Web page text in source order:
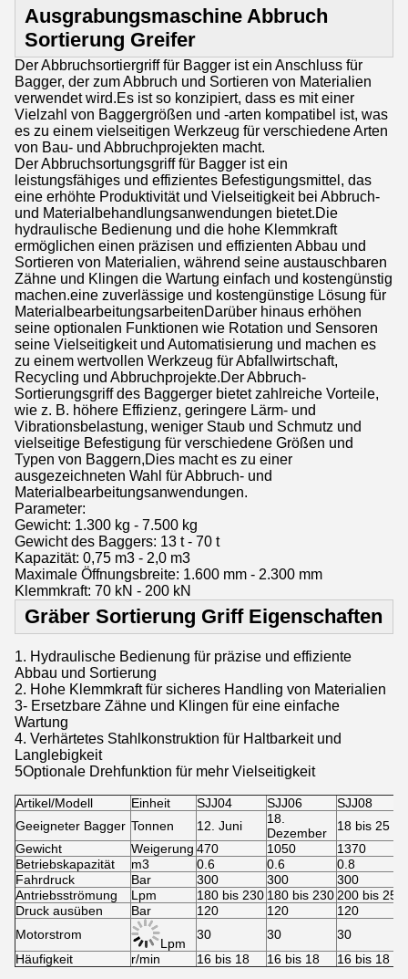
Ausgrabungsmaschine Abbruch
Sortierung Greifer
Der Abbruchsortiergriff für Bagger ist ein Anschluss für
Bagger, der zum Abbruch und Sortieren von Materialien
verwendet wird.Es ist so konzipiert, dass es mit einer
Vielzahl von Baggergrößen und -arten kompatibel ist, was
es zu einem vielseitigen Werkzeug für verschiedene Arten
von Bau- und Abbruchprojekten macht.
Der Abbruchsortungsgriff für Bagger ist ein
leistungsfähiges und effizientes Befestigungsmittel, das
eine erhöhte Produktivität und Vielseitigkeit bei Abbruch-
und Materialbehandlungsanwendungen bietet.Die
hydraulische Bedienung und die hohe Klemmkraft
ermöglichen einen präzisen und effizienten Abbau und
Sortieren von Materialien, während seine austauschbaren
Zähne und Klingen die Wartung einfach und kostengünstig
machen.eine zuverlässige und kostengünstige Lösung für
MaterialbearbeitungsarbeitenDarüber hinaus erhöhen
seine optionalen Funktionen wie Rotation und Sensoren
seine Vielseitigkeit und Automatisierung und machen es
zu einem wertvollen Werkzeug für Abfallwirtschaft,
Recycling und Abbruchprojekte.Der Abbruch-
Sortierungsgriff des Baggerger bietet zahlreiche Vorteile,
wie z. B. höhere Effizienz, geringere Lärm- und
Vibrationsbelastung, weniger Staub und Schmutz und
vielseitige Befestigung für verschiedene Größen und
Typen von Baggern,Dies macht es zu einer
ausgezeichneten Wahl für Abbruch- und
Materialbearbeitungsanwendungen.
Parameter:
Gewicht: 1.300 kg - 7.500 kg
Gewicht des Baggers: 13 t - 70 t
Kapazität: 0,75 m3 - 2,0 m3
Maximale Öffnungsbreite: 1.600 mm - 2.300 mm
Klemmkraft: 70 kN - 200 kN
Gräber Sortierung Griff Eigenschaften
1. Hydraulische Bedienung für präzise und effiziente
Abbau und Sortierung
2. Hohe Klemmkraft für sicheres Handling von Materialien
3- Ersetzbare Zähne und Klingen für eine einfache
Wartung
4. Verhärtetes Stahlkonstruktion für Haltbarkeit und
Langlebigkeit
5Optionale Drehfunktion für mehr Vielseitigkeit
Artikel/Modell Einheit SJJ04 SJJ06 SJJ08
Geeigneter Bagger Tonnen 12. Juni
18.
Dezember
18 bis 25
Gewicht
Weigerung 470 1050 1370
Betriebskapazität
m3 0.6 0.6 0.8
Fahrdruck
Bar 300 300 300
Antriebsströmung
Lpm 180 bis 230 180 bis 230 200 bis 250
Druck ausüben
Bar 120 120 120
Motorstrom
Lpm
30 30 30
Häufigkeit
r/min 16 bis 18 16 bis 18 16 bis 18